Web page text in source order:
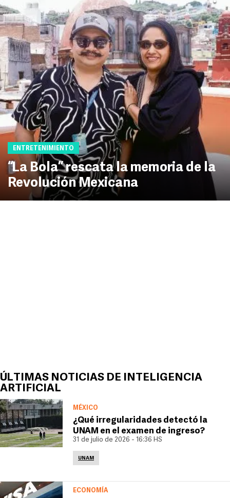
ENTRETENIMIENTO
“La Bola” rescata la memoria de la
Revolución Mexicana
ÚLTIMAS NOTICIAS DE INTELIGENCIA
ARTIFICIAL
MÉXICO
¿Qué irregularidades detectó la
UNAM en el examen de ingreso?
31 de julio de 2026 - 16:36 HS
UNAM
ECONOMÍA